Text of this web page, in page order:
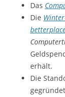
Das
Die
erhält.
Die